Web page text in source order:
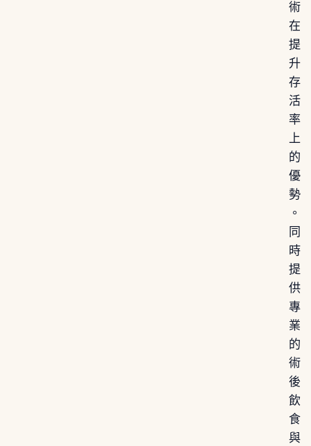
術
在
提
升
存
活
率
上
的
優
勢
。
同
時
提
供
專
業
的
術
後
飲
食
與